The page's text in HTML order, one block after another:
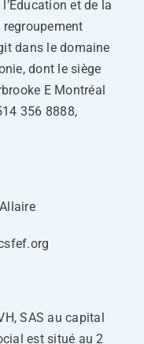
et de la
regroupement
dans le domaine
dont le siège
E Montréal
356 8888,
SAS au capital
est situé au 2